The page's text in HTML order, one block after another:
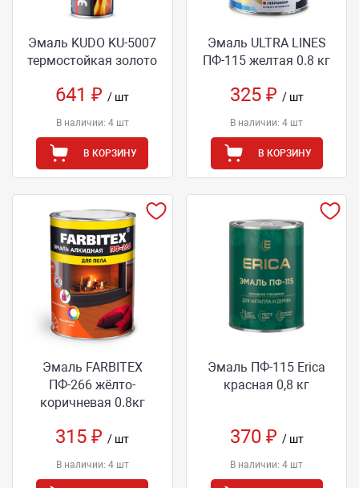
Эмаль KUDO KU-5007
термостойкая золото
641 ₽/ шт
В наличии: 4 шт
В КОРЗИНУ
Эмаль ULTRA LINES
ПФ-115 желтая 0.8 кг
325 ₽ / шт
В наличии: 4 шт
В КОРЗИНУ
Эмаль FARBITEX
ПФ-266 жёлто-
коричневая 0.8кг
315 ₽/ шт
В наличии: 4 шт
Эмаль ПФ-115 Erica
красная 0,8 кг
370 ₽ / шт
В наличии: 4 шт